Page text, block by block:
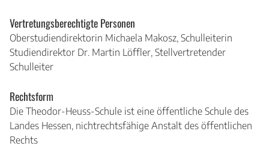
Vertretungsberechtigte Personen
Oberstudiendirektorin Michaela Makosz, Schulleiterin
Studiendirektor Dr. Martin Löffler, Stellvertretender
Schulleiter
Rechtsform
Die Theodor-Heuss-Schule ist eine öffentliche Schule des
Landes Hessen, nichtrechtsfähige Anstalt des öffentlichen
Rechts